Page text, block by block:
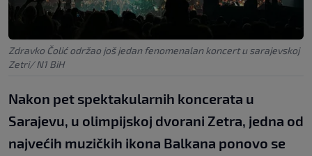
Zdravko Čolić održao još jedan fenomenalan koncert u sarajevskoj
Zetri/ N1 BiH
Nakon pet spektakularnih koncerata u
Sarajevu, u olimpijskoj dvorani Zetra, jedna od
najvećih muzičkih ikona Balkana ponovo se